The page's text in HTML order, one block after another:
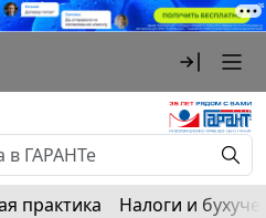
практика Налоги и